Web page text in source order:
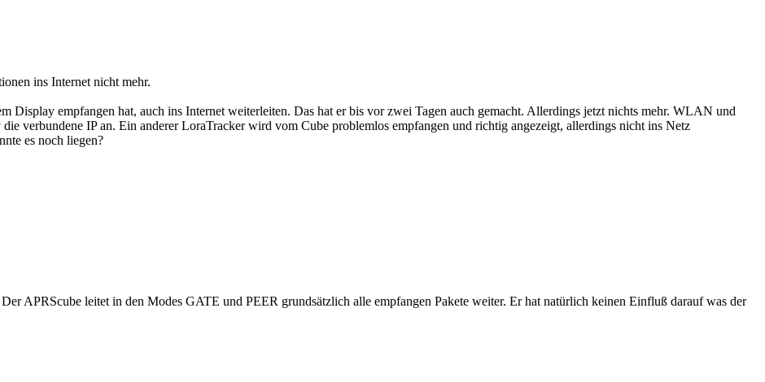
ins Internet nicht mehr.
Display empfangen hat, auch ins Internet weiterleiten. Das hat er bis vor zwei Tagen auch gemacht. Allerdings jetzt nichts mehr. WLAN und
verbundene IP an. Ein anderer LoraTracker wird vom Cube problemlos empfangen und richtig angezeigt, allerdings nicht ins Netz
es noch liegen?
APRScube leitet in den Modes GATE und PEER grundsätzlich alle empfangen Pakete weiter. Er hat natürlich keinen Einfluß darauf was der